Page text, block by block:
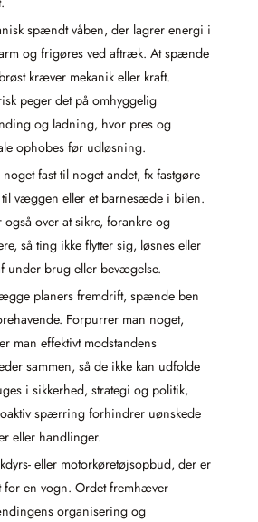
spændt våben, der lagrer energi i
og frigøres ved aftræk. At spænde
kræver mekanik eller kraft.
peger det på omhyggelig
og ladning, hvor pres og
ophobes før udløsning.
fast til noget andet, fx fastgøre
væggen eller et barnesæde i bilen.
over at sikre, forankre og
så ting ikke flytter sig, løsnes eller
under brug eller bevægelse.
planers fremdrift, spænde ben
Forpurrer man noget,
man effektivt modstandens
sammen, så de ikke kan udfolde
i sikkerhed, strategi og politik,
spærring forhindrer uønskede
eller handlinger.
eller motorkøretøjsopbud, der er
en vogn. Ordet fremhæver
organisering og